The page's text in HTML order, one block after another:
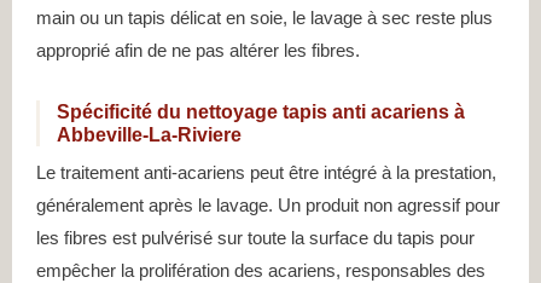
main ou un tapis délicat en soie, le lavage à sec reste plus
approprié afin de ne pas altérer les fibres.
Spécificité du nettoyage tapis anti acariens à
Abbeville-La-Riviere
Le traitement anti-acariens peut être intégré à la prestation,
généralement après le lavage. Un produit non agressif pour
les fibres est pulvérisé sur toute la surface du tapis pour
empêcher la prolifération des acariens, responsables des